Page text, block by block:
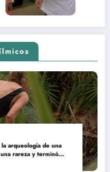
arqueología de una
rareza y terminó